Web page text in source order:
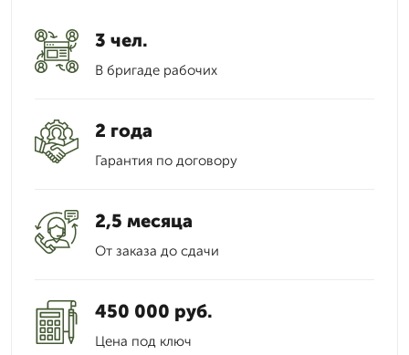
3 чел.
В бригаде рабочих
2 года
Гарантия по договору
2,5 месяца
От заказа до сдачи
450 000 руб.
Цена под ключ